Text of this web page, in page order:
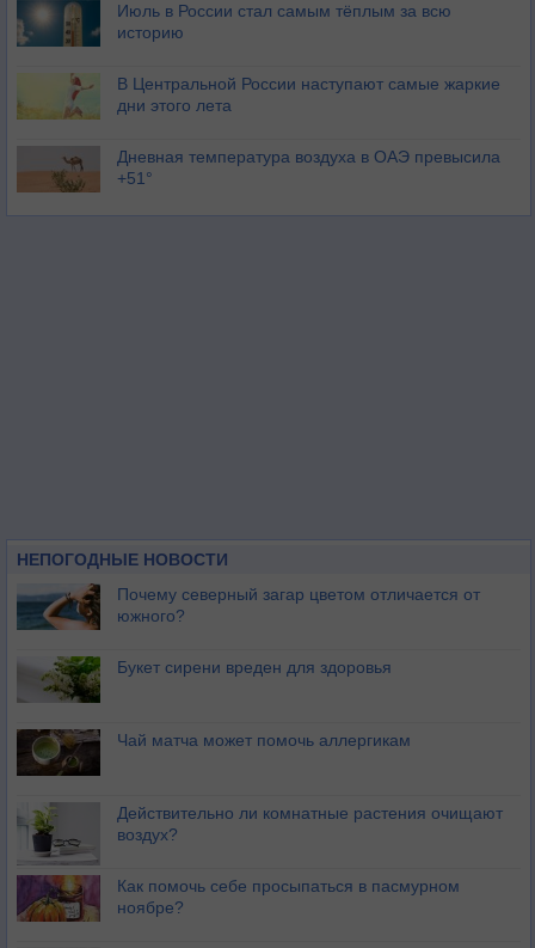
Июль в России стал самым тёплым за всю
историю
В Центральной России наступают самые жаркие
дни этого лета
Дневная температура воздуха в ОАЭ превысила
+51°
НЕПОГОДНЫЕ НОВОСТИ
Почему северный загар цветом отличается от
южного?
Букет сирени вреден для здоровья
Чай матча может помочь аллергикам
Действительно ли комнатные растения очищают
воздух?
Как помочь себе просыпаться в пасмурном
ноябре?